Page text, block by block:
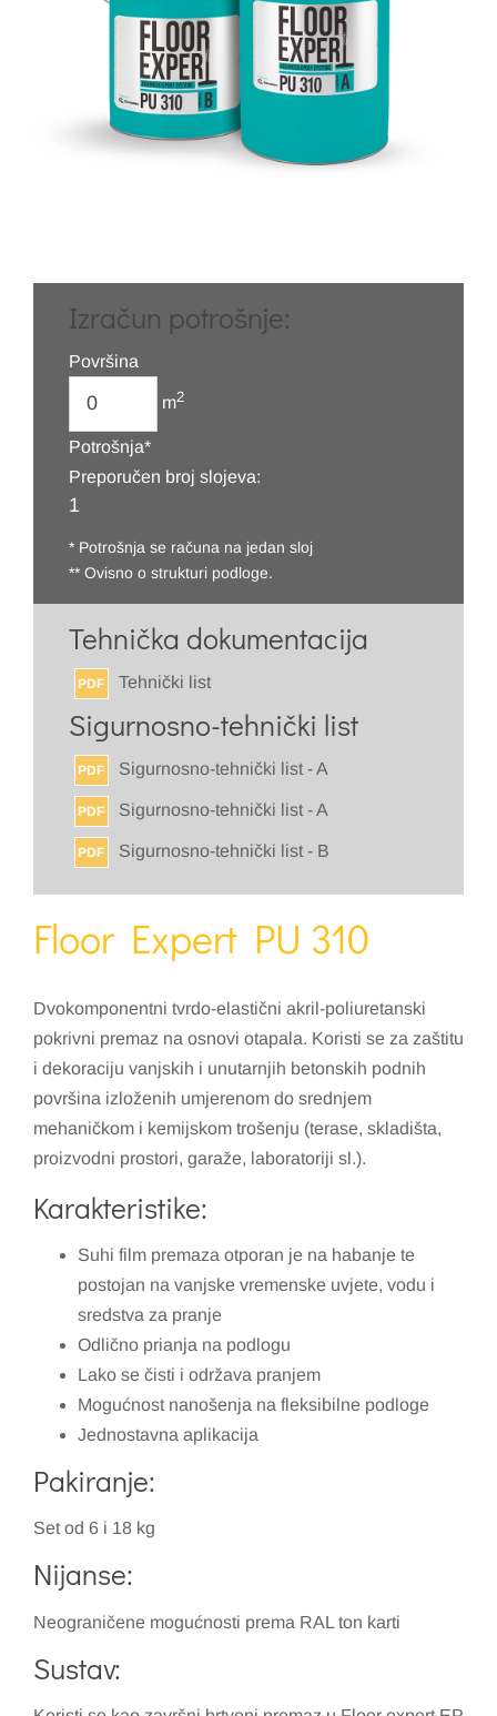
Izračun potrošnje:
Površina
m2
Potrošnja*
Preporučen broj slojeva:
1
* Potrošnja se računa na jedan sloj
** Ovisno o strukturi podloge.
Tehnička dokumentacija
PDF Tehnički list
Sigurnosno-tehnički list
PDF Sigurnosno-tehnički list - A
PDF Sigurnosno-tehnički list - A
PDF Sigurnosno-tehnički list - B
Floor Expert PU 310
Dvokomponentni tvrdo-elastični akril-poliuretanski
pokrivni premaz na osnovi otapala. Koristi se za zaštitu
i dekoraciju vanjskih i unutarnjih betonskih podnih
površina izloženih umjerenom do srednjem
mehaničkom i kemijskom trošenju (terase, skladišta,
proizvodni prostori, garaže, laboratoriji sl.).
Karakteristike:
Suhi film premaza otporan je na habanje te
postojan na vanjske vremenske uvjete, vodu i
sredstva za pranje
Odlično prianja na podlogu
Lako se čisti i održava pranjem
Mogućnost nanošenja na fleksibilne podloge
Jednostavna aplikacija
Pakiranje:
Set od 6 i 18 kg
Nijanse:
Neograničene mogućnosti prema RAL ton karti
Sustav: